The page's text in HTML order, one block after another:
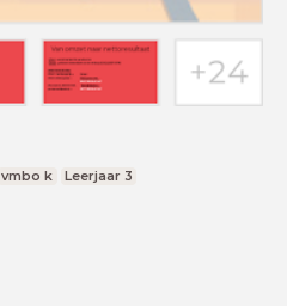
vmbo k Leerjaar 3